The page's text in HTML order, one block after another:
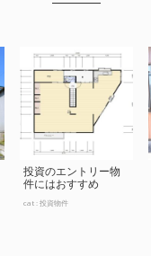
投資のエントリー物
件にはおすすめ
cat :投資物件